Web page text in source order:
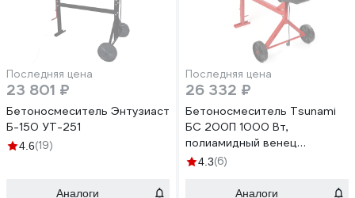
Последняя цена
23 801 ₽
Бетоносмеситель Энтузиаст
Б-150 УТ-251
4.6(19)
Аналоги
Последняя цена
26 332 ₽
Бетоносмеситель Tsunami
БС 200П 1000 Вт,
полиамидный венец
I1061231000201
4.3(6)
Аналоги